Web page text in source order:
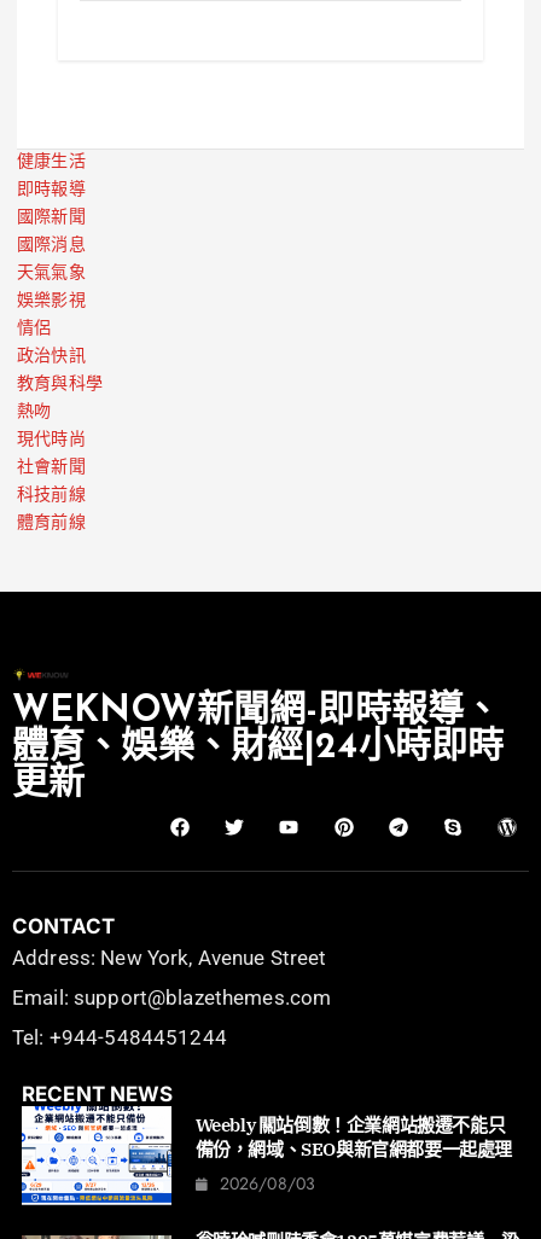
健康生活
即時報導
國際新聞
國際消息
天氣氣象
娛樂影視
情侶
政治快訊
教育與科學
熱吻
現代時尚
社會新聞
科技前線
體育前線
WEKNOW新聞網-即時報導、
體育、娛樂、財經|24小時即時
更新
CONTACT
Address: New York, Avenue Street
Email: support@blazethemes.com
Tel: +944-5484451244
RECENT NEWS
Weebly 關站倒數！企業網站搬遷不能只
備份，網域、SEO與新官網都要一起處理
2026/08/03